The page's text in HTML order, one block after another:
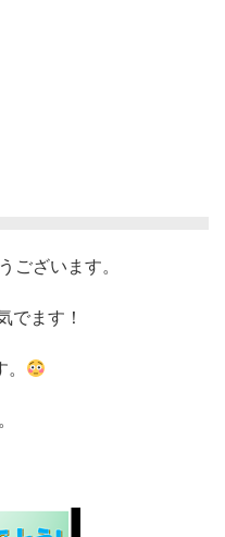
ございます。
でます！